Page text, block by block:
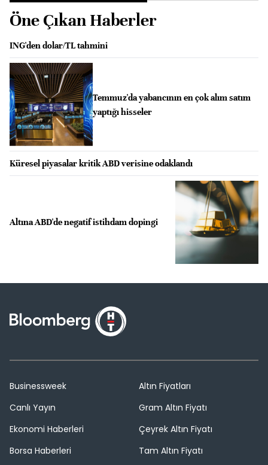
Öne Çıkan Haberler
ING'den dolar/TL tahmini
Temmuz'da yabancının en çok alım satım
yaptığı hisseler
Küresel piyasalar kritik ABD verisine odaklandı
Altına ABD'de negatif istihdam dopingi
Businessweek
Canlı Yayın
Ekonomi Haberleri
Borsa Haberleri
Altın Fiyatları
Gram Altın Fiyatı
Çeyrek Altın Fiyatı
Tam Altın Fiyatı